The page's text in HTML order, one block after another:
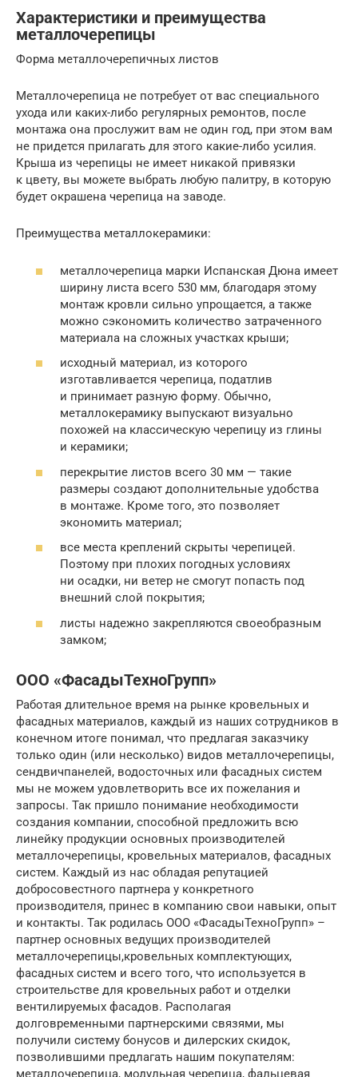
Характеристики и преимущества
металлочерепицы
Форма металлочерепичных листов
Металлочерепица не потребует от вас специального
ухода или каких-либо регулярных ремонтов, после
монтажа она прослужит вам не один год, при этом вам
не придется прилагать для этого какие-либо усилия.
Крыша из черепицы не имеет никакой привязки
к цвету, вы можете выбрать любую палитру, в которую
будет окрашена черепица на заводе.
Преимущества металлокерамики:
металлочерепица марки Испанская Дюна имеет
ширину листа всего 530 мм, благодаря этому
монтаж кровли сильно упрощается, а также
можно сэкономить количество затраченного
материала на сложных участках крыши;
исходный материал, из которого
изготавливается черепица, податлив
и принимает разную форму. Обычно,
металлокерамику выпускают визуально
похожей на классическую черепицу из глины
и керамики;
перекрытие листов всего 30 мм — такие
размеры создают дополнительные удобства
в монтаже. Кроме того, это позволяет
экономить материал;
все места креплений скрыты черепицей.
Поэтому при плохих погодных условиях
ни осадки, ни ветер не смогут попасть под
внешний слой покрытия;
листы надежно закрепляются своеобразным
замком;
ООО «ФасадыТехноГрупп»
Работая длительное время на рынке кровельных и
фасадных материалов, каждый из наших сотрудников в
конечном итоге понимал, что предлагая заказчику
только один (или несколько) видов металлочерепицы,
сендвичпанелей, водосточных или фасадных систем
мы не можем удовлетворить все их пожелания и
запросы. Так пришло понимание необходимости
создания компании, способной предложить всю
линейку продукции основных производителей
металлочерепицы, кровельных материалов, фасадных
систем. Каждый из нас обладая репутацией
добросовестного партнера у конкретного
производителя, принес в компанию свои навыки, опыт
и контакты. Так родилась ООО «ФасадыТехноГрупп» –
партнер основных ведущих производителей
металлочерепицы,кровельных комплектующих,
фасадных систем и всего того, что используется в
строительстве для кровельных работ и отделки
вентилируемых фасадов. Располагая
долговременными партнерскими связями, мы
получили систему бонусов и дилерских скидок,
позволившими предлагать нашим покупателям:
металлочерепица, модульная черепица, фальцевая